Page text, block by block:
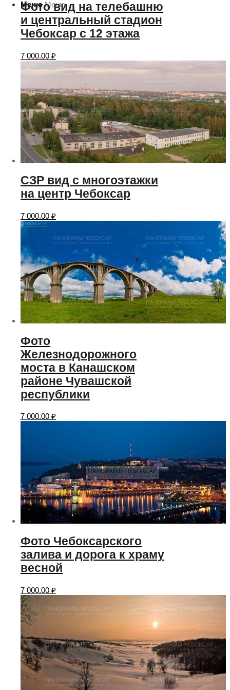
Меню Меню
Фото вид на телебашню
и центральный стадион
Чебоксар с 12 этажа
7 000.00 ₽
СЗР вид с многоэтажки
на центр Чебоксар
7 000.00 ₽
Фото
Железнодорожного
моста в Канашском
районе Чувашской
республики
7 000.00 ₽
Фото Чебоксарского
залива и дорога к храму
весной
7 000.00 ₽